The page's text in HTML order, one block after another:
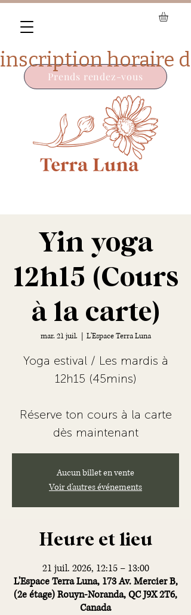
Prends rendez-vous
Yin yoga
12h15 (Cours
à la carte)
mar. 21 juil. L'Espace Terra Luna
Yoga estival / Les mardis à
12h15 (45mins)
Réserve ton cours à la carte
dès maintenant
Aucun billet en vente
Voir d'autres événements
Heure et lieu
21 juil. 2026, 12:15 – 13:00
L'Espace Terra Luna, 173 Av. Mercier B,
(2e étage) Rouyn-Noranda, QC J9X 2T6,
Canada